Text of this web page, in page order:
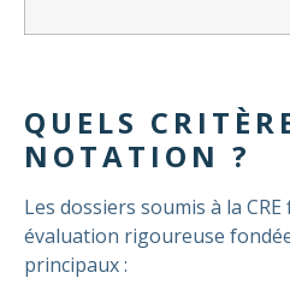
QUELS
NOTATION ?
Les dossiers soumis à la CRE
évaluation rigoureuse
principaux :